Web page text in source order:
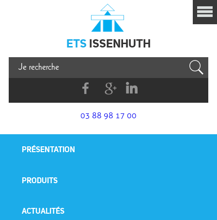
Issenhuth
ETS ISSENHUTH
FacebookG+
Linkedin
03 88 98 17 00
PRÉSENTATION
PRODUITS
ACTUALITÉS